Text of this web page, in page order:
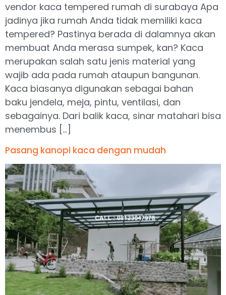
vendor kaca tempered rumah di surabaya Apa
jadinya jika rumah Anda tidak memiliki kaca
tempered? Pastinya berada di dalamnya akan
membuat Anda merasa sumpek, kan? Kaca
merupakan salah satu jenis material yang
wajib ada pada rumah ataupun bangunan.
Kaca biasanya digunakan sebagai bahan
baku jendela, meja, pintu, ventilasi, dan
sebagainya. Dari balik kaca, sinar matahari bisa
menembus […]
Pasang kanopi kaca dengan mudah